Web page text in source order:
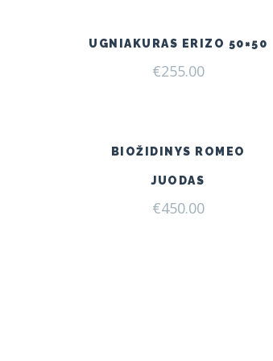
UGNIAKURAS ERIZO 50×50
€255.00
BIOŽIDINYS ROMEO
JUODAS
€450.00